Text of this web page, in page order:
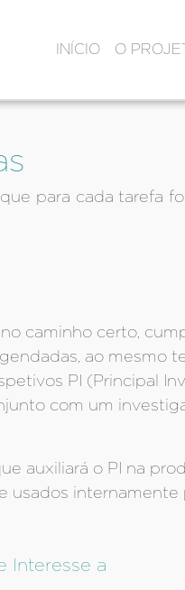
INÍCIO O
para cada tarefa
caminho certo,
ao mesmo
PI (Principal
com um
auxiliará o PI na
usados
Interesse a